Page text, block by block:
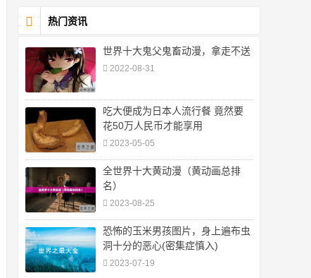
热门资讯
世界十大鬼父鬼畜动漫，拿走不送
2022-08-31
吃大便成为日本人流行餐 竟然要
花50万人民币才能享用
2023-05-05
全世界十大黄动漫（黄动画总排
名）
2023-08-25
恐怖的玉米男孩图片，身上遍布虫
洞十分的恶心(密集症慎入)
2023-07-19